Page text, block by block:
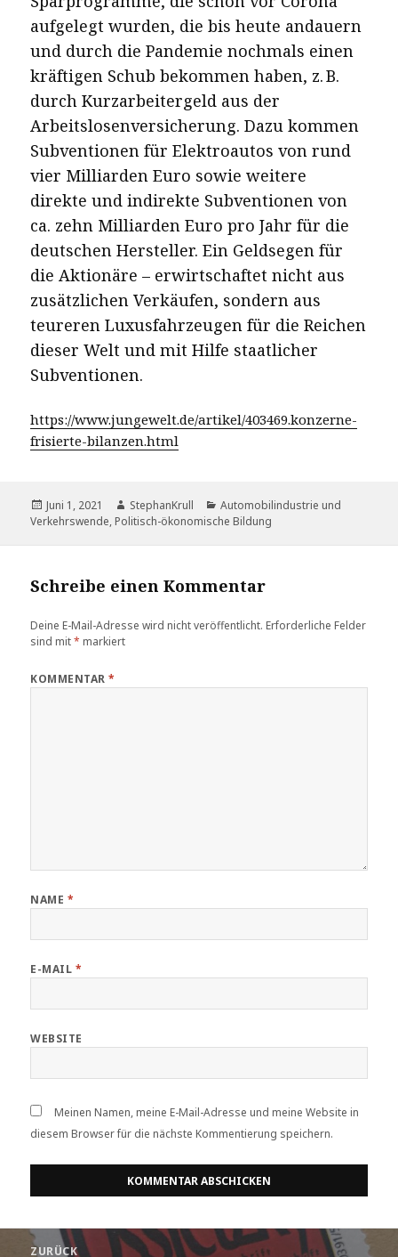
aufgelegt wurden, die bis heute andauern
und durch die Pandemie nochmals einen
kräftigen Schub bekommen haben, z. B.
durch Kurzarbeitergeld aus der
Arbeitslosenversicherung. Dazu kommen
Subventionen für Elektroautos von rund
vier Milliarden Euro sowie weitere
direkte und indirekte Subventionen von
ca. zehn Milliarden Euro pro Jahr für die
deutschen Hersteller. Ein Geldsegen für
die Aktionäre – erwirtschaftet nicht aus
zusätzlichen Verkäufen, sondern aus
teureren Luxusfahrzeugen für die Reichen
dieser Welt und mit Hilfe staatlicher
Subventionen.
https://www.jungewelt.de/artikel/403469.konzerne-
frisierte-bilanzen.html
Veröffentlicht
am
Juni 1, 2021 Autor
StephanKrull Kategorien
Automobilindustrie und
Verkehrswende, Politisch-ökonomische Bildung
Schreibe einen Kommentar
Deine E-Mail-Adresse wird nicht veröffentlicht. Erforderliche Felder
sind mit* markiert
KOMMENTAR*
NAME *
E-MAIL *
WEBSITE
Meinen Namen, meine E-Mail-Adresse und meine Website in
diesem Browser für die nächste Kommentierung speichern.
Beitrags-
ZURÜCK